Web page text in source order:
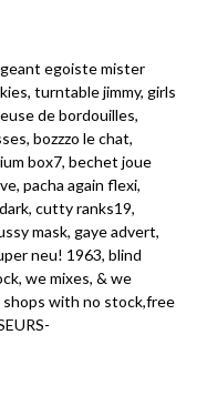
geant egoiste mister
turntable jimmy, girls
de bordouilles,
bozzzo le chat,
box7, bechet joue
pacha again flexi,
cutty ranks19,
mask, gaye advert,
neu! 1963, blind
we mixes, & we
shops with no stock,free